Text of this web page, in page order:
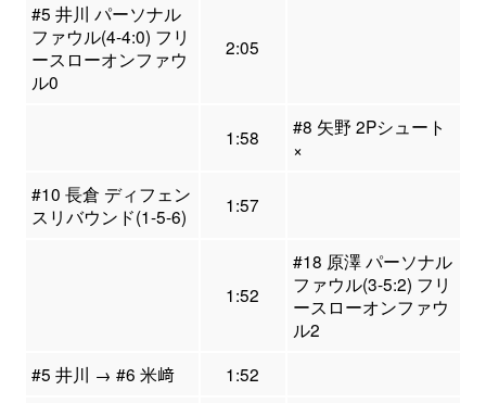
#5 井川 パーソナル
ファウル(4-4:0) フリ
ースローオンファウ
ル0
2:05
1:58
#8 矢野 2Pシュート
×
#10 長倉 ディフェン
スリバウンド(1-5-6)
1:57
1:52
#18 原澤 パーソナル
ファウル(3-5:2) フリ
ースローオンファウ
ル2
#5 井川 → #6 米﨑
1:52